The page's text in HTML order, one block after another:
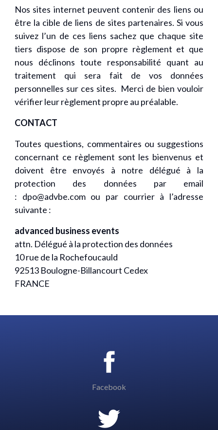
Nos sites internet peuvent contenir des liens ou
être la cible de liens de sites partenaires. Si vous
suivez l’un de ces liens sachez que chaque site
tiers dispose de son propre règlement et que
nous déclinons toute responsabilité quant au
traitement qui sera fait de vos données
personnelles sur ces sites. Merci de bien vouloir
vérifier leur règlement propre au préalable.
CONTACT
Toutes questions, commentaires ou suggestions
concernant ce règlement sont les bienvenus et
doivent être envoyés à notre délégué à la
protection des données par email
: dpo@advbe.comou par courrier à l’adresse
suivante :
advanced business events
attn. Délégué à la protection des données
10 rue de la Rochefoucauld
92513 Boulogne-Billancourt Cedex
FRANCE
Facebook